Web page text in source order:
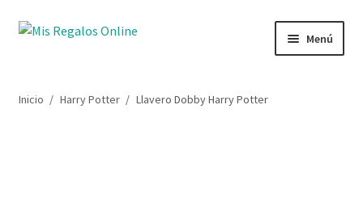
Ir
Ir
Menú
Inicio / Harry Potter / Llavero Dobby Harry Potter